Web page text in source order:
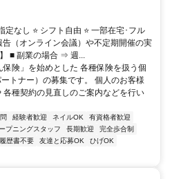
なし ⭐ シフト自由 ⭐ 一部在宅･フル
告（オンライン会議）や不定期開催の実
■ 副業の場合 ⇒ 週...
険」を始めとした 各種保険を扱う個
トナー）の募集です。 個人のお客様
種契約の見直しのご案内などを行い
経験者歓迎 ネイルOK
有資格者歓迎
プニングスタッフ 長期歓迎
完全歩合制
履歴書不要 友達と応募OK
ひげOK